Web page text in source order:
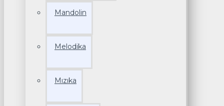
Mandolin
Melodika
Mızıka